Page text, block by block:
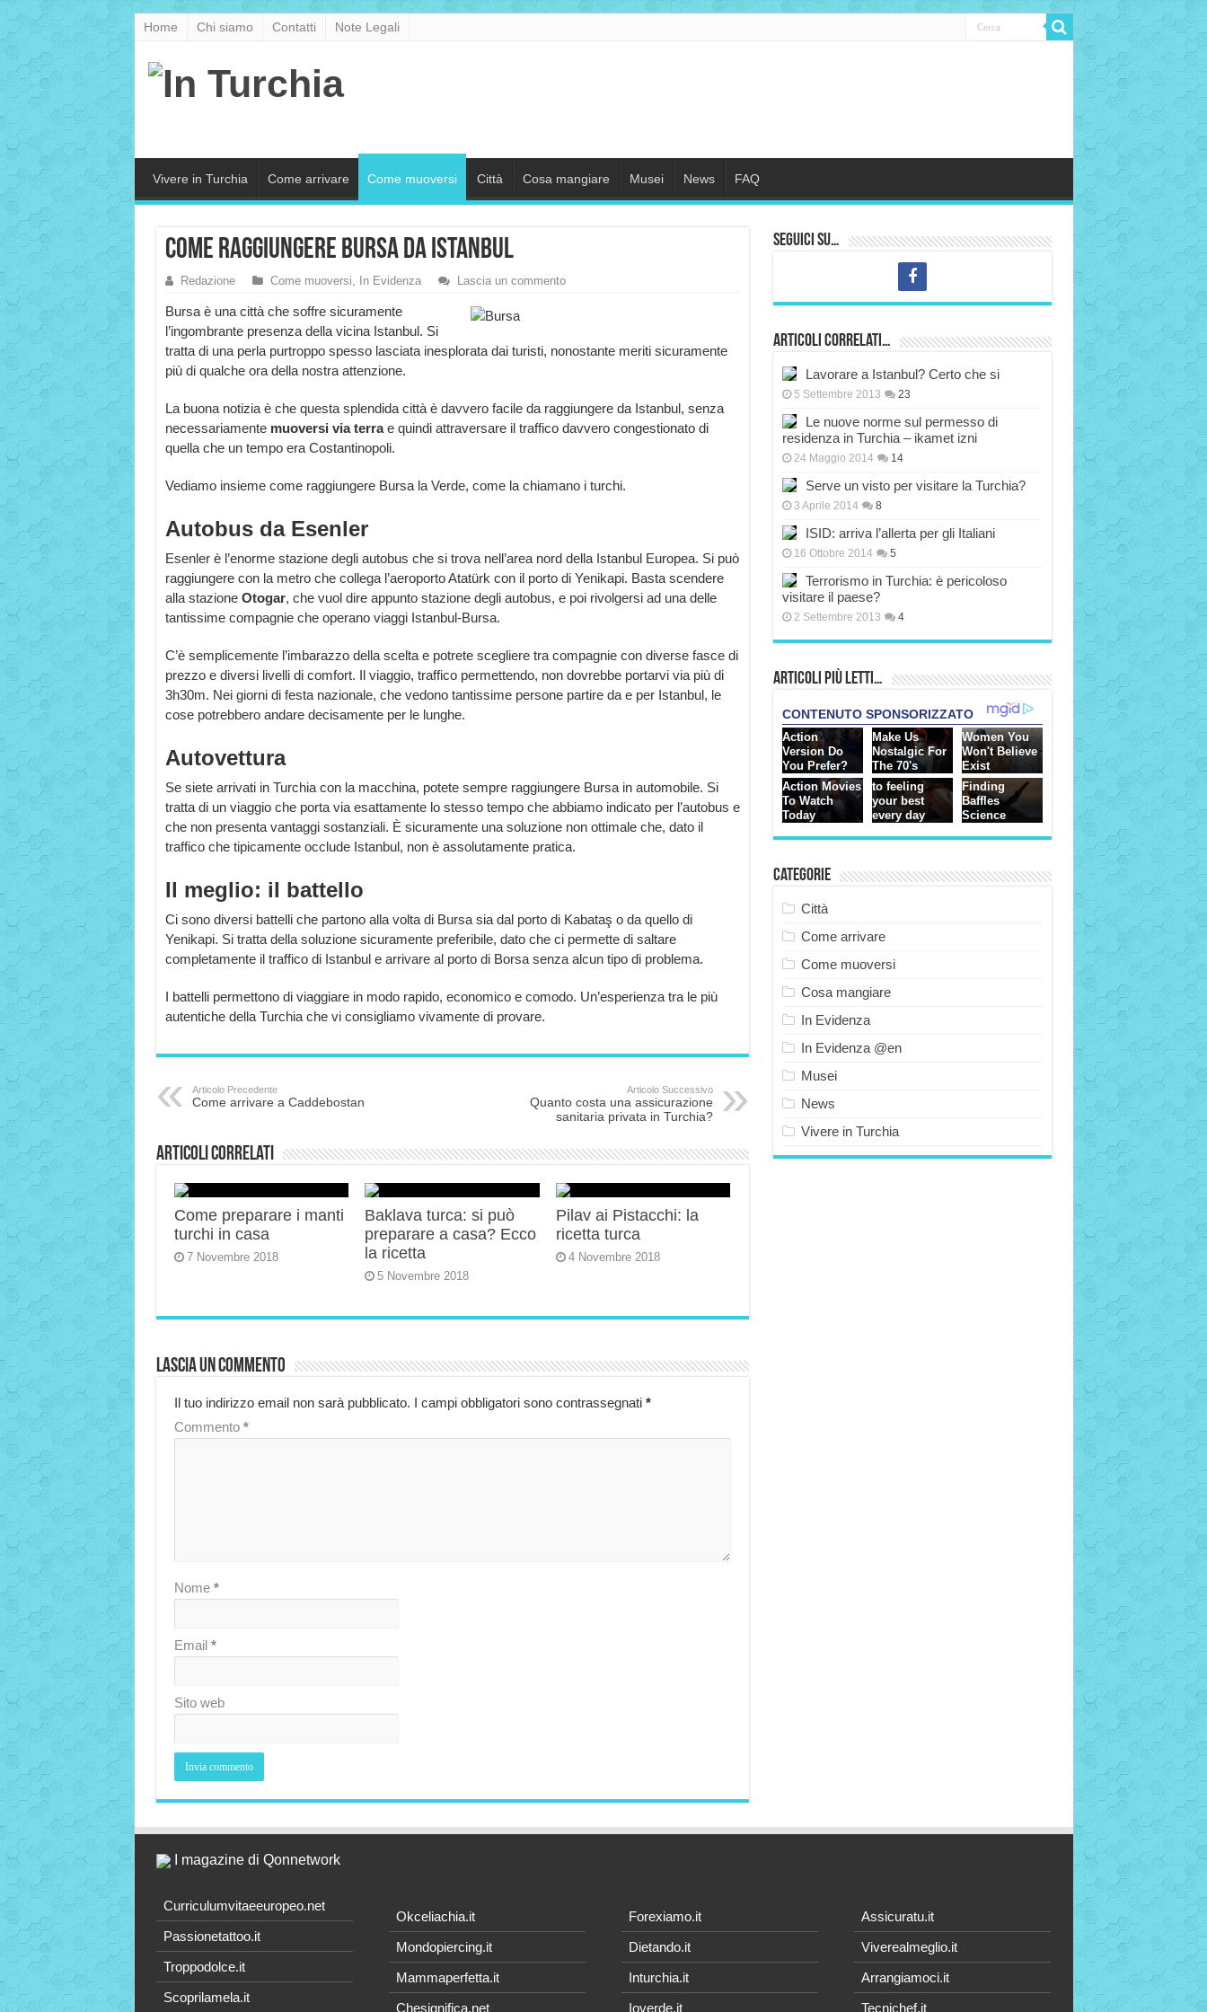
Home Chi siamo Contatti Note Legali
Vivere in Turchia Come arrivare Come muoversi Città Cosa mangiare Musei News FAQ
Come raggiungere Bursa da Istanbul
Redazione Come muoversi, In Evidenza Lascia un commento
Bursa è una città che soffre sicuramente
l’ingombrante presenza della vicina Istanbul. Si
tratta di una perla purtroppo spesso lasciata inesplorata dai turisti, nonostante meriti sicuramente
più di qualche ora della nostra attenzione.
La buona notizia è che questa splendida città è davvero facile da raggiungere da Istanbul, senza
necessariamente muoversi via terrae quindi attraversare il traffico davvero congestionato di
quella che un tempo era Costantinopoli.
Vediamo insieme come raggiungere Bursa la Verde, come la chiamano i turchi.
Autobus da Esenler
Esenler è l’enorme stazione degli autobus che si trova nell’area nord della Istanbul Europea. Si può
raggiungere con la metro che collega l’aeroporto Atatürk con il porto di Yenikapi. Basta scendere
alla stazione Otogar, che vuol dire appunto stazione degli autobus, e poi rivolgersi ad una delle
tantissime compagnie che operano viaggi Istanbul-Bursa.
C’è semplicemente l’imbarazzo della scelta e potrete scegliere tra compagnie con diverse fasce di
prezzo e diversi livelli di comfort. Il viaggio, traffico permettendo, non dovrebbe portarvi via più di
3h30m. Nei giorni di festa nazionale, che vedono tantissime persone partire da e per Istanbul, le
cose potrebbero andare decisamente per le lunghe.
Autovettura
Se siete arrivati in Turchia con la macchina, potete sempre raggiungere Bursa in automobile. Si
tratta di un viaggio che porta via esattamente lo stesso tempo che abbiamo indicato per l’autobus e
che non presenta vantaggi sostanziali. È sicuramente una soluzione non ottimale che, dato il
traffico che tipicamente occlude Istanbul, non è assolutamente pratica.
Il meglio: il battello
Ci sono diversi battelli che partono alla volta di Bursa sia dal porto di Kabataş o da quello di
Yenikapi. Si tratta della soluzione sicuramente preferibile, dato che ci permette di saltare
completamente il traffico di Istanbul e arrivare al porto di Borsa senza alcun tipo di problema.
I battelli permettono di viaggiare in modo rapido, economico e comodo. Un’esperienza tra le più
autentiche della Turchia che vi consigliamo vivamente di provare.
Articolo Precedente
Come arrivare a Caddebostan
Articolo Successivo
Quanto costa una assicurazione
sanitaria privata in Turchia?
Articoli correlati
Come preparare i manti
turchi in casa
7 Novembre 2018
Baklava turca: si può
preparare a casa? Ecco
la ricetta
5 Novembre 2018
Pilav ai Pistacchi: la
ricetta turca
4 Novembre 2018
Lascia un commento
Il tuo indirizzo email non sarà pubblicato. I campi obbligatori sono contrassegnati *
Commento *
Nome *
Email *
Sito web
Seguici su…
Articoli correlati…
Lavorare a Istanbul? Certo che si
5 Settembre 2013 23
Le nuove norme sul permesso di
residenza in Turchia – ikamet izni
24 Maggio 2014 14
Serve un visto per visitare la Turchia?
3 Aprile 2014 8
ISID: arriva l’allerta per gli Italiani
16 Ottobre 2014 5
Terrorismo in Turchia: è pericoloso
visitare il paese?
2 Settembre 2013 4
Articoli più Letti…
Categorie
Città
Come arrivare
Come muoversi
Cosa mangiare
In Evidenza
In Evidenza @en
Musei
News
Vivere in Turchia
I magazine di Qonnetwork
Curriculumvitaeeuropeo.net
Passionetattoo.it
Troppodolce.it
Scoprilamela.it
Okceliachia.it
Mondopiercing.it
Mammaperfetta.it
Chesignifica.net
Forexiamo.it
Dietando.it
Inturchia.it
Ioverde.it
Assicuratu.it
Viverealmeglio.it
Arrangiamoci.it
Tecnichef.it